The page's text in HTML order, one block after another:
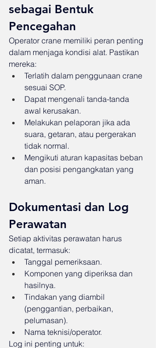
sebagai Bentuk
Pencegahan
Operator crane memiliki peran penting
dalam menjaga kondisi alat. Pastikan
mereka:
Terlatih dalam penggunaan crane
sesuai SOP.
Dapat mengenali tanda-tanda
awal kerusakan.
Melakukan pelaporan jika ada
suara, getaran, atau pergerakan
tidak normal.
Mengikuti aturan kapasitas beban
dan posisi pengangkatan yang
aman.
Dokumentasi dan Log
Perawatan
Setiap aktivitas perawatan harus
dicatat, termasuk:
Tanggal pemeriksaan.
Komponen yang diperiksa dan
hasilnya.
Tindakan yang diambil
(penggantian, perbaikan,
pelumasan).
Nama teknisi/operator.
Log ini penting untuk: